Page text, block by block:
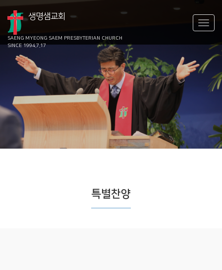
생명샘교회
SAENG MYEONG SAEM PRESBYTERIAN CHURCH
SINCE 1994.7.17
특별찬양